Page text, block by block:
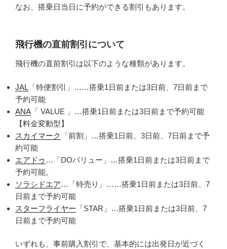
なお、搭乗日当日に予約ができる割引もあります。
飛行機の直前割引について
飛行機の直前割引は以下のような種類があります。
JAL 「特便割引」……搭乗1日前または3日前、7日前まで
予約可能
ANA 「 VALUE 」…搭乗1日前または3日前まで予約可能
【料金変動型】
スカイマーク
「前割」…搭乗1日前、3日前、7日前まで予
約可能
エアドゥ …「DOバリュー」…搭乗1日前または3日前まで
予約可能。
ソラシドエア…「特売り」……搭乗1日前または3日前、7
日前まで予約可能
スターフライヤー 「STAR」…搭乗1日前または3日前、7
日前まで予約可能
いずれも、事前購入割引で、基本的には出発日が近づく